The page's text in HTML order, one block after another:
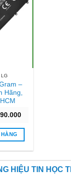
–
Hãng,
Giá
tại
₫890.000.
HIỆU TIN HỌC